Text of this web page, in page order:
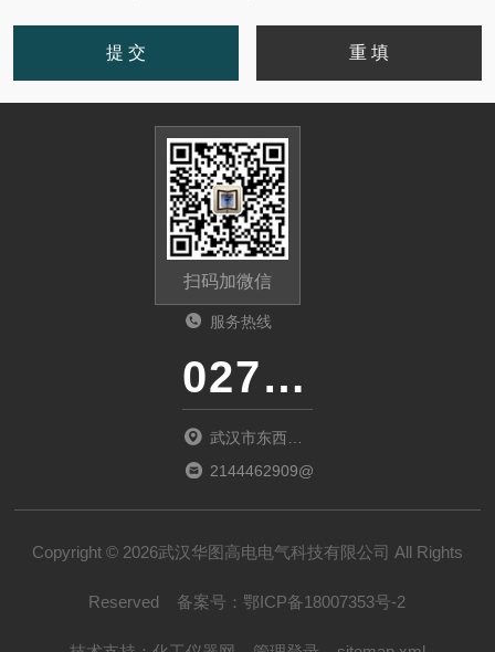
扫码加微信
服务热线
027-86536268
武汉市东西湖
区环湖中路源
2144462909@qq.com
Copyright © 2026武汉华图高电电气科技有限公司 All Rights
Reserved 备案号：鄂ICP备18007353号-2